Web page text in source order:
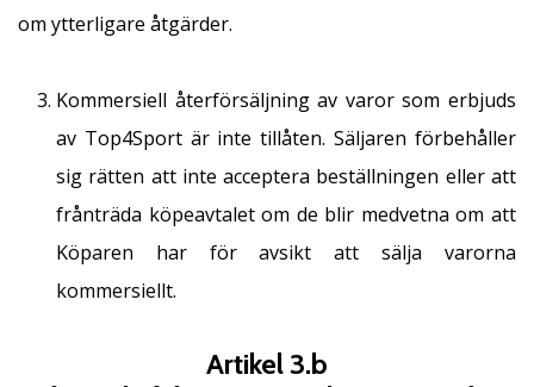
om ytterligare åtgärder.
Kommersiell återförsäljning av varor som erbjuds
av Top4Sport är inte tillåten. Säljaren förbehåller
sig rätten att inte acceptera beställningen eller att
frånträda köpeavtalet om de blir medvetna om att
Köparen har för avsikt att sälja varorna
kommersiellt.
Artikel 3.b